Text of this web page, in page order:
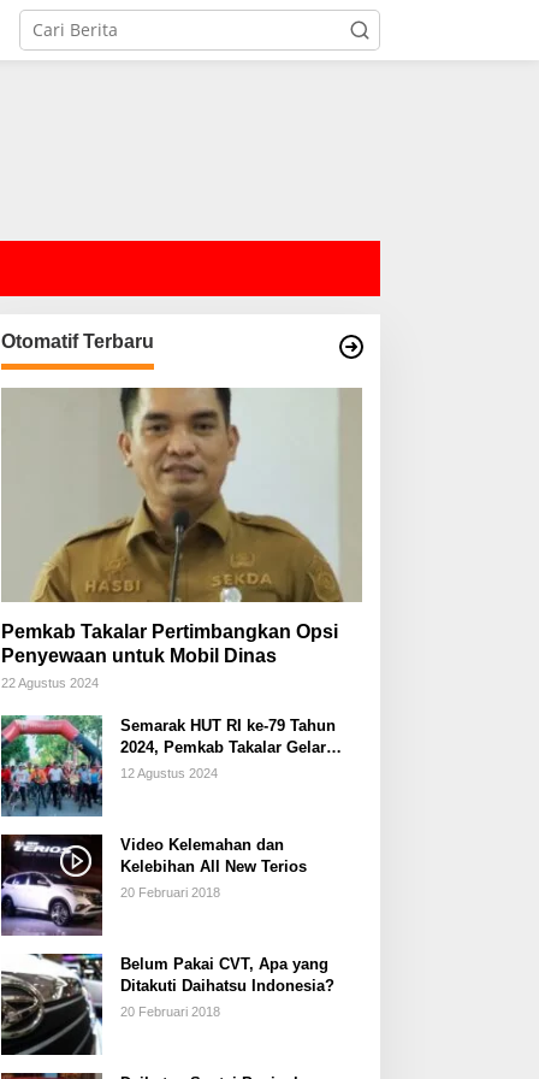
Otomatif Terbaru
Pemkab Takalar Pertimbangkan Opsi
Penyewaan untuk Mobil Dinas
22 Agustus 2024
Semarak HUT RI ke-79 Tahun
2024, Pemkab Takalar Gelar
Sepeda Santai/Sepeda Hias
12 Agustus 2024
Video Kelemahan dan
Kelebihan All New Terios
20 Februari 2018
Belum Pakai CVT, Apa yang
Ditakuti Daihatsu Indonesia?
20 Februari 2018